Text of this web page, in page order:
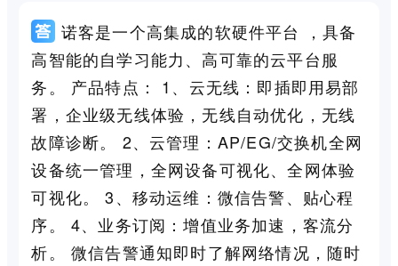
诺客是一个高集成的软硬件平台 ，具备
高智能的自学习能力、高可靠的云平台服
务。 产品特点： 1、云无线：即插即用易部
署，企业级无线体验，无线自动优化，无线
故障诊断。 2、云管理：AP/EG/交换机全网
设备统一管理，全网设备可视化、全网体验
可视化。 3、移动运维：微信告警、贴心程
序。 4、业务订阅：增值业务加速，客流分
析。 微信告警通知即时了解网络情况，随时